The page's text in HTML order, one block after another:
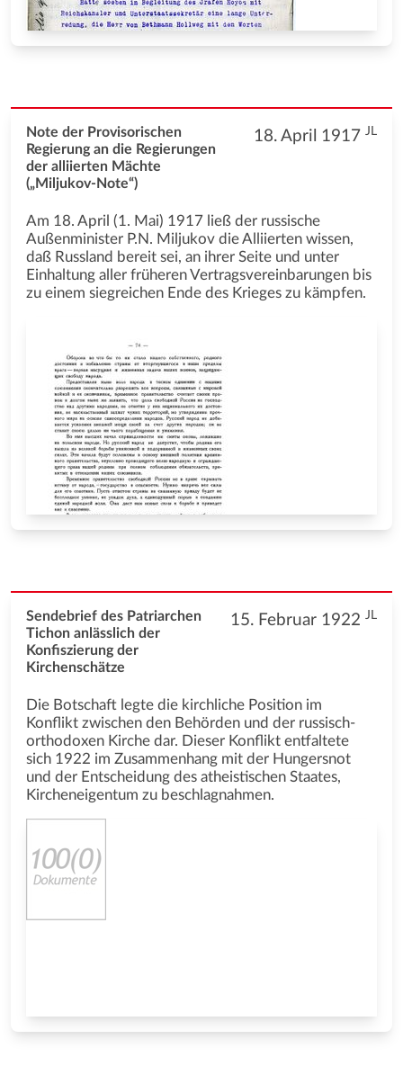
18. April 1917JL
Note der Provisorischen
Regierung an die Regierungen
der alliierten Mächte
(„Miljukov-Note“)
Am 18. April (1. Mai) 1917 ließ der russische
Außenminister P.N. Miljukov die Alliierten wissen,
daß Russland bereit sei, an ihrer Seite und unter
Einhaltung aller früheren Vertragsvereinbarungen bis
zu einem siegreichen Ende des Krieges zu kämpfen.
15. Februar 1922JL
Sendebrief des Patriarchen
Tichon anlässlich der
Konfiszierung der
Kirchenschätze
Die Botschaft legte die kirchliche Position im
Konflikt zwischen den Behörden und der russisch-
orthodoxen Kirche dar. Dieser Konflikt entfaltete
sich 1922 im Zusammenhang mit der Hungersnot
und der Entscheidung des atheistischen Staates,
Kircheneigentum zu beschlagnahmen.